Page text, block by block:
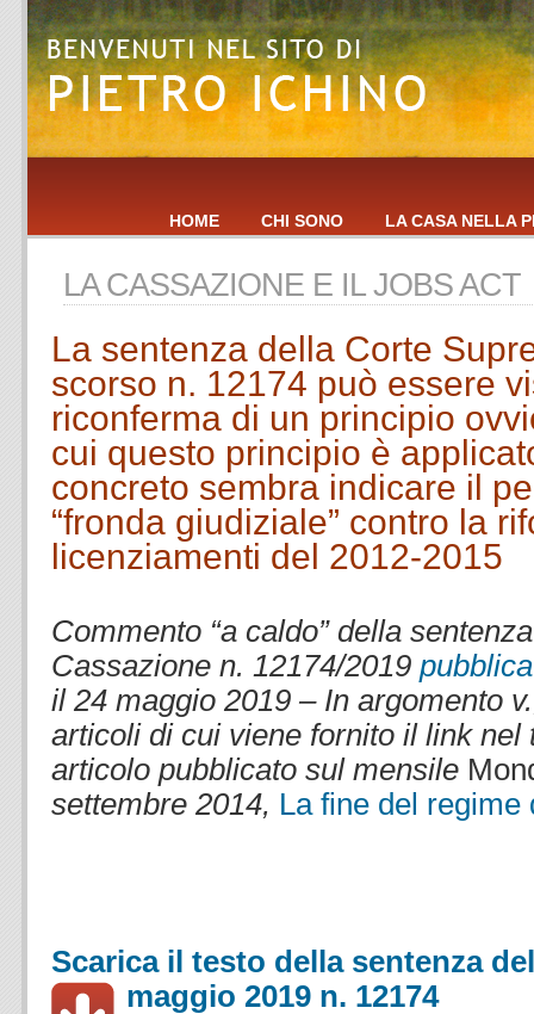
HOME CHI SONO LA CASA NELLA
LA CASSAZIONE E IL JOBS ACT
La sentenza della Corte
scorso n. 12174 può essere
riconferma di un principio
cui questo principio è
concreto sembra indicare il
“fronda giudiziale” contro la
licenziamenti del 2012-2015
Commento “a caldo” della
Cassazione n. 12174/2019
il 24 maggio 2019 – In argomento
articoli di cui viene fornito il link nel
articolo pubblicato sul mensile
settembre 2014, La fine del
Scarica il testo della sentenza
maggio 2019 n. 12174